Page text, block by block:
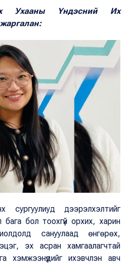
Ухааны Үндэсний Их
сургуулиуд дээрэлхэлтийг
бол тоохгүй орхих, харин
сануулаад өнгөрөх,
эх асран хамгаалагчтай
хэмжээнүүдийг ихэвчлэн авч